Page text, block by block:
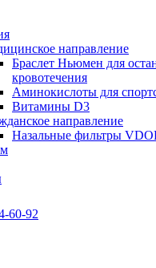
направление
Браслет Ньюмен для
кровотечения
Аминокислоты для
Витамины D3
направление
Назальные фильтры
60-92